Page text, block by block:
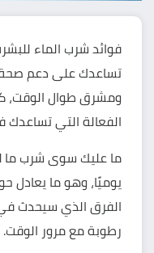
فوائد شرب الماء
تساعدك على دعم
ومشرق طوال الوقت،
الفعالة التي
الفرق الذي سيحدث
رطوبة مع مرور الوقت.